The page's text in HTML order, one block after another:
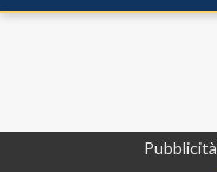
Pubblicità